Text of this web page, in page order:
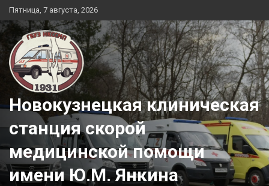
Перейти
к
содержимому
Пятница, 7 августа, 2026
Новокузнецкая клиническая
станция скорой
медицинской помощи
имени Ю.М. Янкина